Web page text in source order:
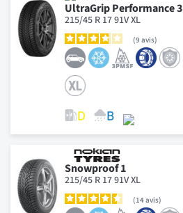
UltraGrip Performance 3
215/45 R 17 91V XL
9 avis
Snowproof 1
215/45 R 17 91V XL
14avis